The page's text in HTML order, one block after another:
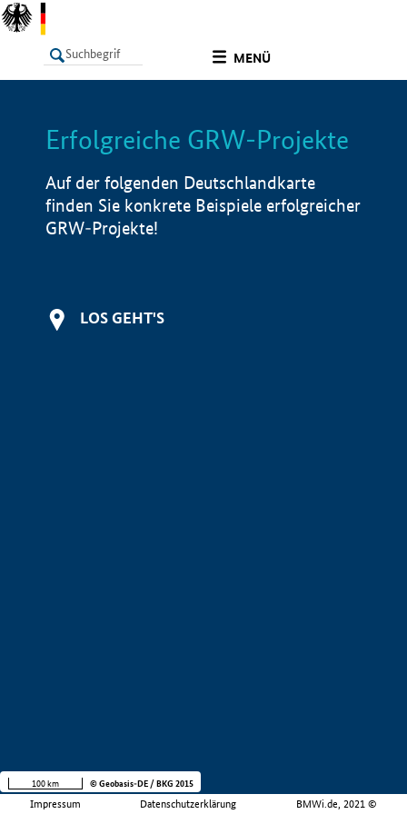
MENÜ
LISTE Info
Erfolgreiche GRW-Projekte
Auf der folgenden Deutschlandkarte
finden Sie konkrete Beispiele erfolgreicher
GRW-Projekte!
LOS GEHT'S
Impressum Datenschutzerklärung BMWi.de, 2021 ©
100 km © Geobasis-DE / BKG 2015